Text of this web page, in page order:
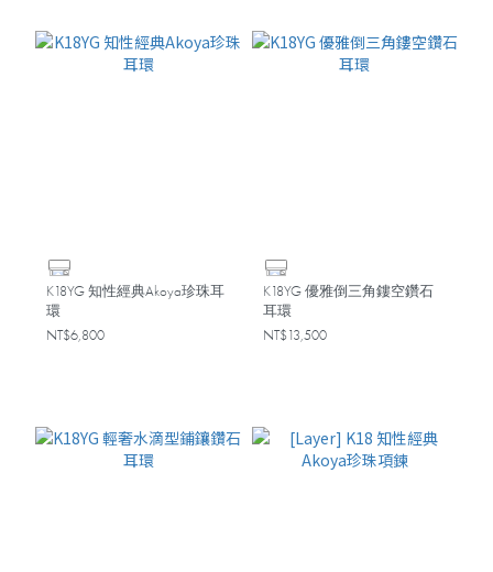
K18YG 知性經典Akoya珍珠耳
環
NT$6,800
K18YG 優雅倒三角鏤空鑽石
耳環
NT$13,500